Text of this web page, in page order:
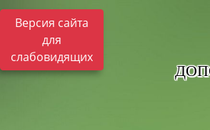
Версия сайта
для
слабовидящих